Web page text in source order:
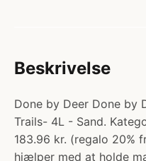
Beskrivelse
Done by Deer Done by
Trails- 4L - Sand.
183.96 kr. (regalo 20%
hjælper med at holde